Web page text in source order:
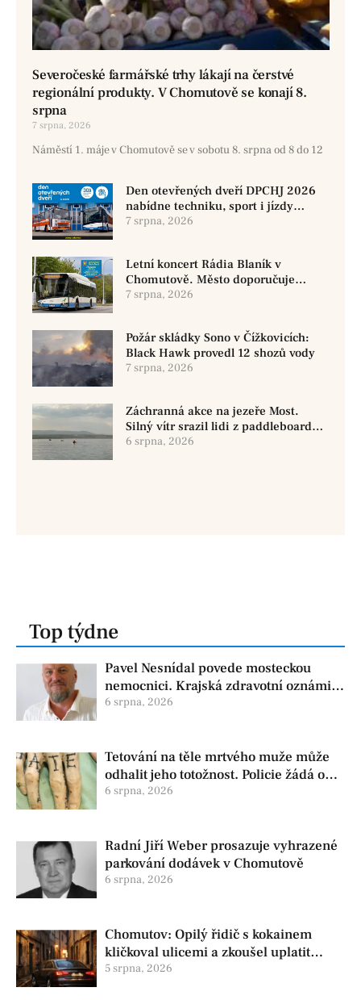
Severočeské farmářské trhy lákají na čerstvé
regionální produkty. V Chomutově se konají 8.
srpna
7 srpna, 2026
Náměstí 1. máje v Chomutově se v sobotu 8. srpna od 8 do 12
Den otevřených dveří DPCHJ 2026
nabídne techniku, sport i jízdy
historickými vozy
7 srpna, 2026
Letní koncert Rádia Blaník v
Chomutově. Město doporučuje
využít MHD
7 srpna, 2026
Požár skládky Sono v Čížkovicích:
Black Hawk provedl 12 shozů vody
7 srpna, 2026
Záchranná akce na jezeře Most.
Silný vítr srazil lidi z paddleboardů,
dvě osoby se pohřešují
6 srpna, 2026
Top týdne
Pavel Nesnídal povede mosteckou
nemocnici. Krajská zdravotní oznámila
změnu ve vedení
6 srpna, 2026
Tetování na těle mrtvého muže může
odhalit jeho totožnost. Policie žádá o
pomoc
6 srpna, 2026
Radní Jiří Weber prosazuje vyhrazené
parkování dodávek v Chomutově
6 srpna, 2026
Chomutov: Opilý řidič s kokainem
kličkoval ulicemi a zkoušel uplatit
policisty
5 srpna, 2026